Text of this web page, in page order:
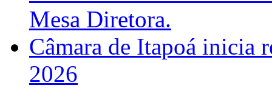
Mesa Diretora.
Câmara de Itapoá inicia
2026